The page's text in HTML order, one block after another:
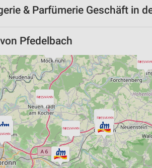
& Parfümerie Geschäft in
Pfedelbach